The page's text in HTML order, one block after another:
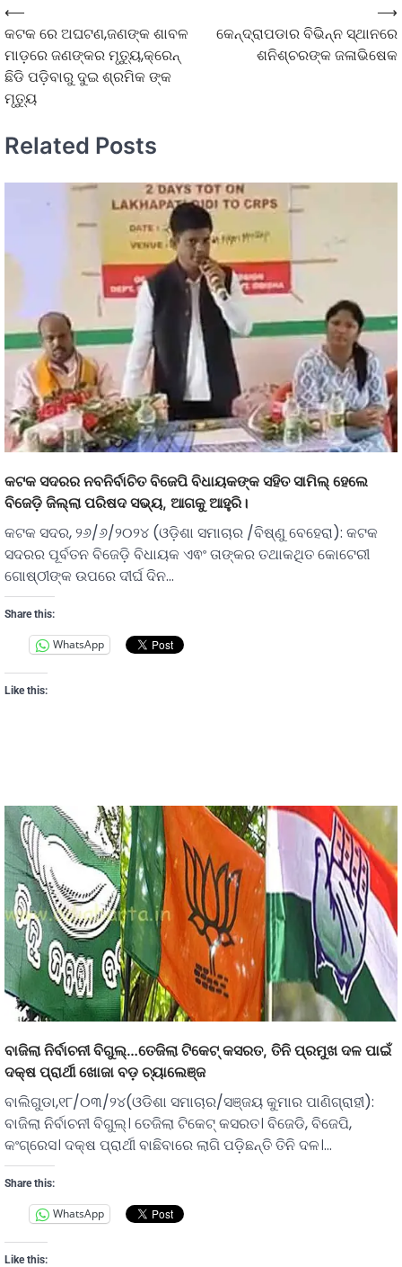
⟵
କଟକ ରେ ଅଘଟଣ,ଜଣଙ୍କ ଶାବଳ
ମାଡ଼ରେ ଜଣଙ୍କର ମୃତ୍ୟୁ,କ୍ରେନ୍
ଛିଡି ପଡ଼ିବାରୁ ଦୁଇ ଶ୍ରମିକ ଙ୍କ
ମୃତ୍ୟୁ
କେନ୍ଦ୍ରାପଡାର ବିଭିନ୍ନ ସ୍ଥାନରେ
ଶନିଶ୍ଚରଙ୍କ ଜଳାଭିଷେକ
⟶
Related Posts
କଟକ ସଦରର ନବନିର୍ବାଚିତ ବିଜେପି ବିଧାୟକଙ୍କ ସହିତ ସାମିଲ୍ ହେଲେ
ବିଜେଡ଼ି ଜିଲ୍ଲା ପରିଷଦ ସଭ୍ୟ, ଆଗକୁ ଆହୁରି।
କଟକ ସଦର, ୨୬/୬/୨୦୨୪ (ଓଡ଼ିଶା ସମାଚାର /ବିଷ୍ଣୁ ବେହେରା): କଟକ
ସଦରର ପୂର୍ବତନ ବିଜେଡ଼ି ବିଧାୟକ ଏଵଂ ତାଙ୍କର ତଥାକଥିତ କୋଟେରୀ
ଗୋଷ୍ଠୀଙ୍କ ଉପରେ ଦୀର୍ଘ ଦିନ…
Share this:
WhatsApp
Like this:
ବାଜିଲା ନିର୍ବାଚନୀ ବିଗୁଲ୍…ତେଜିଲା ଟିକେଟ୍ କସରତ, ତିନି ପ୍ରମୁଖ ଦଳ ପାଇଁ
ଦକ୍ଷ ପ୍ରାର୍ଥୀ ଖୋଜା ବଡ଼ ଚ୍ୟାଲେଞ୍ଜ
ବାଲିଗୁଡା,୧୮/୦୩/୨୪(ଓଡିଶା ସମାଚାର/ସଞ୍ଜୟ କୁମାର ପାଣିଗ୍ରାହୀ):
ବାଜିଲା ନିର୍ବାଚନୀ ବିଗୁଲ୍। ତେଜିଲା ଟିକେଟ୍ କସରତ। ବିଜେଡି, ବିଜେପି,
କଂଗ୍ରେସ। ଦକ୍ଷ ପ୍ରାର୍ଥୀ ବାଛିବାରେ ଲାଗି ପଡ଼ିଛନ୍ତି ତିନି ଦଳ।…
Share this:
WhatsApp
Like this: